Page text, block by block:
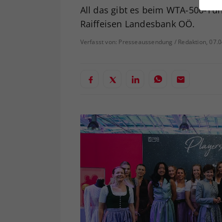
All das gibt es beim WTA-500-
Raiffeisen Landesbank OÖ.
Verfasst von: Presseaussendung / Redaktion,